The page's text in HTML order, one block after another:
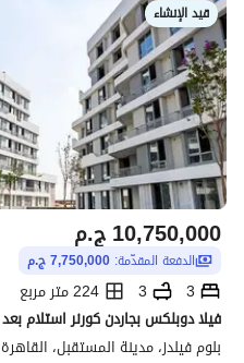
قيد الإنشاء
ج.م10,750,000
الدفعة المقدّمة: 7,750,000 ج.م
3
3
224 متر مربع
بلوم فيلدز، مدينة المستقبل، القاهرة